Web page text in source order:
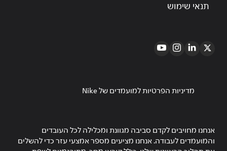
תנאי שימוש
מדיניות הפרטיות למועמדים של Nike
אנחנו מחויבים לקדם סביבה מגוונת ומכלילה לכל העובדים
והמועמדים לעבודה. אנחנו מציעים מספר אמצעי עזר כדי להשלים